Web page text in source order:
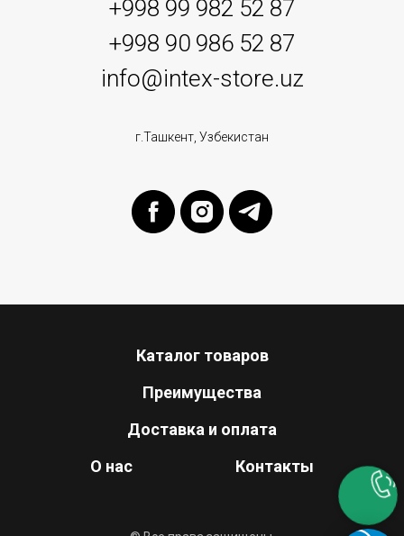
+998 99 982 52 87
+998 90 986 52 87
info@intex-store.uz
г.Ташкент, Узбекистан
Каталог товаров
Преимущества
Доставка и оплата
О нас
Контакты